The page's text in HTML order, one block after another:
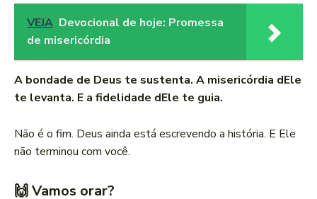
VEJA Devocional de hoje: Promessa
de misericórdia
A bondade de Deus te sustenta. A misericórdia dEle
te levanta. E a fidelidade dEle te guia.
Não é o fim. Deus ainda está escrevendo a história. E Ele
não terminou com você.
🙌 Vamos orar?